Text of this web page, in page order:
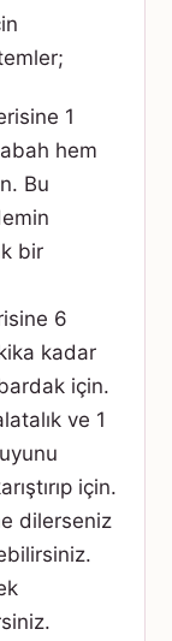
1
hem
Bu
bir
6
kadar
için.
ve 1
için.
dilerseniz